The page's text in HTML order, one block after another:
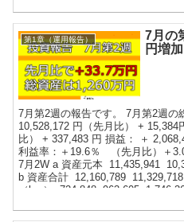
できないといわれた。 仕方がなく
裕層だけのもの？ 大規模な太陽光
す。 フルローンであったとしても
毎日の天候におびえるでしょう。
なと少し後悔している。 理由は簡
ったから。 そして富裕層...
第1章（運用報告）
7月の
円増加
7月第2週の報告です。 7月第2週
10,528,172 円（先月比） + 15,384
比） + 337,483 円 損益： ＋
利益率：＋19.6％ （先月比）＋
7月2W a 資産元本 11,435,941
b 資産合計 12,160,789
（b-a） 724,848 963,605
9.3% 16.6% 19.6% 米国市場の上
す。 2週間で3％の資産増。4週で6